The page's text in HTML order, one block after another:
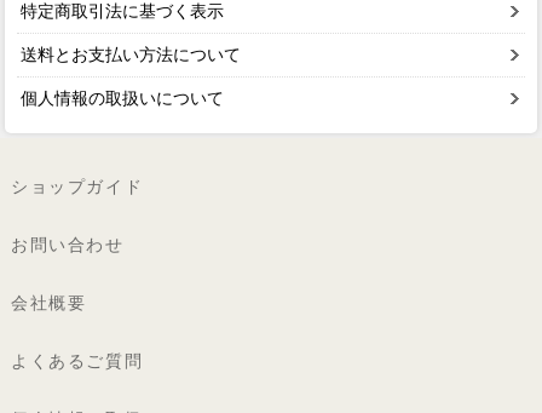
特定商取引法に基づく表示
送料とお支払い方法について
個人情報の取扱いについて
ショップガイド
お問い合わせ
会社概要
よくあるご質問